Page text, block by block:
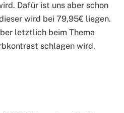
Dafür ist uns aber schon
wird bei 79,95€ liegen.
letztlich beim Thema
schlagen wird,